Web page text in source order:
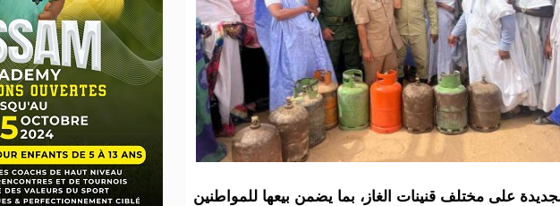
على مختلف قنينات الغاز، بما يضمن بيعها للمواطنين